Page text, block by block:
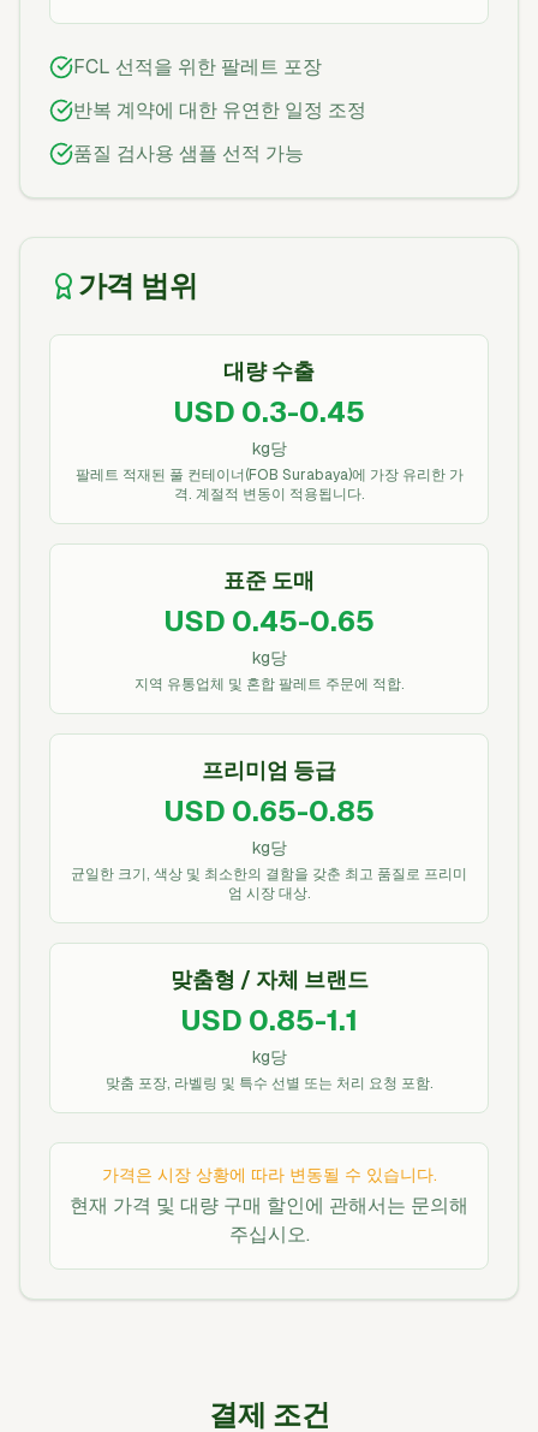
FCL 선적을 위한 팔레트 포장
반복 계약에 대한 유연한 일정 조정
품질 검사용 샘플 선적 가능
가격 범위
대량 수출
USD 0.3-0.45
kg당
팔레트 적재된 풀 컨테이너(FOB Surabaya)에 가장 유리한 가
격. 계절적 변동이 적용됩니다.
표준 도매
USD 0.45-0.65
kg당
지역 유통업체 및 혼합 팔레트 주문에 적합.
프리미엄 등급
USD 0.65-0.85
kg당
균일한 크기, 색상 및 최소한의 결함을 갖춘 최고 품질로 프리미
엄 시장 대상.
맞춤형 / 자체 브랜드
USD 0.85-1.1
kg당
맞춤 포장, 라벨링 및 특수 선별 또는 처리 요청 포함.
가격은 시장 상황에 따라 변동될 수 있습니다.
현재 가격 및 대량 구매 할인에 관해서는 문의해
주십시오.
결제 조건